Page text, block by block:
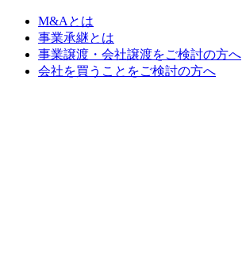
M&Aとは
事業承継とは
事業譲渡・会社譲渡をご検討の方へ
会社を買うことをご検討の方へ